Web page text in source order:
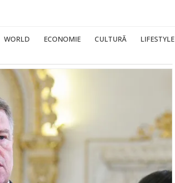
WORLD ECONOMIE CULTURĂ LIFESTYLE